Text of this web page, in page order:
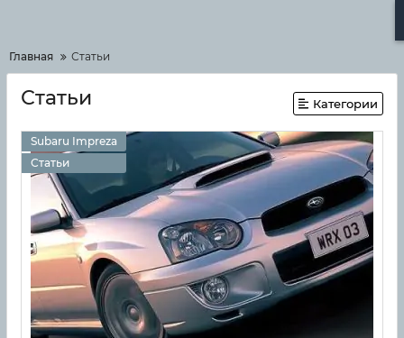
Главная Статьи
Статьи Категории
Subaru Impreza
Статьи